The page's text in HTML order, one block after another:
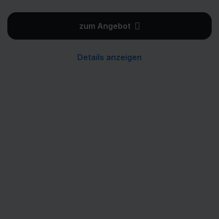
zum Angebot
Details anzeigen